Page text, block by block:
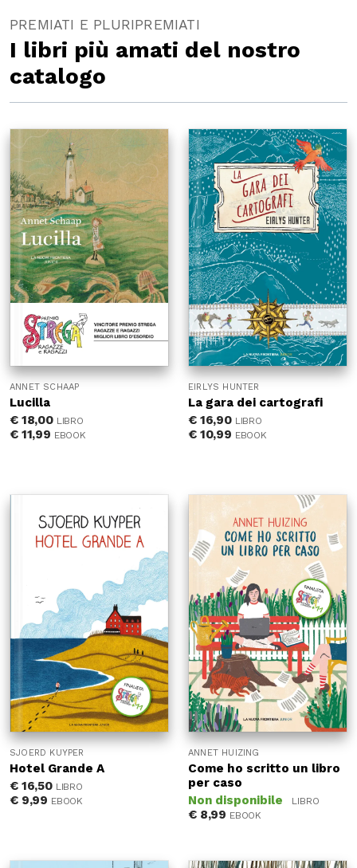
PREMIATI E PLURIPREMIATI
I libri più amati del nostro
catalogo
ANNET SCHAAP
Lucilla
€18,00 LIBRO
€11,99 EBOOK
EIRLYS HUNTER
La gara dei cartografi
€16,90 LIBRO
€10,99 EBOOK
SJOERD KUYPER
Hotel Grande A
€16,50 LIBRO
€9,99 EBOOK
ANNET HUIZING
Come ho scritto un libro
per caso
Non disponibile
LIBRO
€8,99 EBOOK